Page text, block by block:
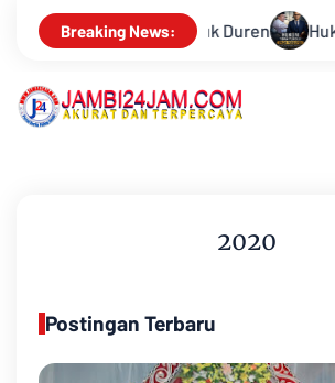
Breaking News:
pada Persepsi: Kritik Terhadap
2020
Postingan Terbaru